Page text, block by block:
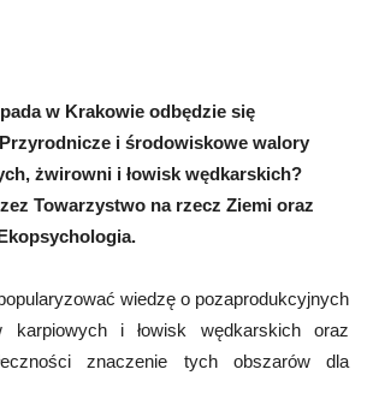
w Krakowie odbędzie się
i środowiskowe walory
żwirowni i łowisk wędkarskich?
Towarzystwo na rzecz Ziemi oraz
wiedzę o pozaprodukcyjnych
karpiowych i łowisk wędkarskich oraz
znaczenie tych obszarów dla